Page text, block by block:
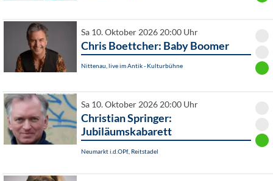
Sa 10. Oktober 2026 20:00 Uhr
Chris Boettcher: Baby Boomer
Nittenau, live im Antik - Kulturbühne
Sa 10. Oktober 2026 20:00 Uhr
Christian Springer:
Jubiläumskabarett
Neumarkt i.d.OPf., Reitstadel